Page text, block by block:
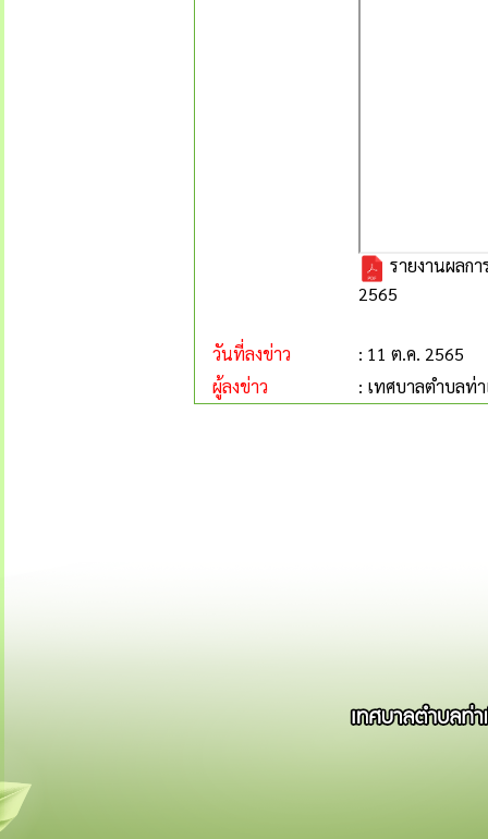
รายงานผลก
2565
วันที่ลงข่าว
: 11 ต.ค. 2565
ผู้ลงข่าว
: เทศบาลตำบลท่